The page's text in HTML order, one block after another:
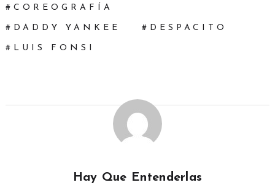
COREOGRAFÍA
DADDY YANKEE DESPACITO
LUIS FONSI
Hay Que Entenderlas